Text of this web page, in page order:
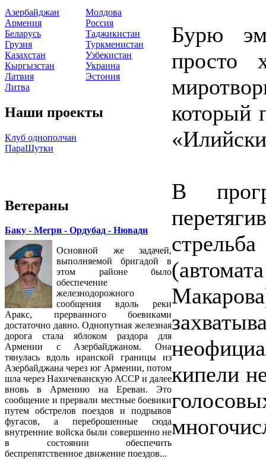
Азербайджан
Армения
Беларусь
Грузия
Казахстан
Кыргызстан
Латвия
Литва
Молдова
Россия
Таджикистан
Туркменистан
Узбекистан
Украина
Эстония
Наши проекты
Клуб однополчан
ПараШутки
Ветераны
Баку - Мегри - Ордубад - Нювади
Основной же задачей,
выполняемой бригадой в
этом районе было
обеспечение
железнодорожного
сообщения вдоль реки
Аракс, прерванного боевиками
достаточно давно. Однопутная железная
дорога стала яблоком раздора для
Армении с Азербайджаном. Она
тянулась вдоль иранской границы из
Азербайджана через юг Армении, потом
шла через Нахичеванскую АССР и далее
вновь в Армению на Ереван. Это
сообщение и прервали местные боевики
путем обстрелов поездов и подрывов
фугасов, а переброшенные сюда
внутренние войска были совершенно не
в состоянии обеспечить
беспрепятственное движение поездов...
Бурю
просто
который
В
кипели